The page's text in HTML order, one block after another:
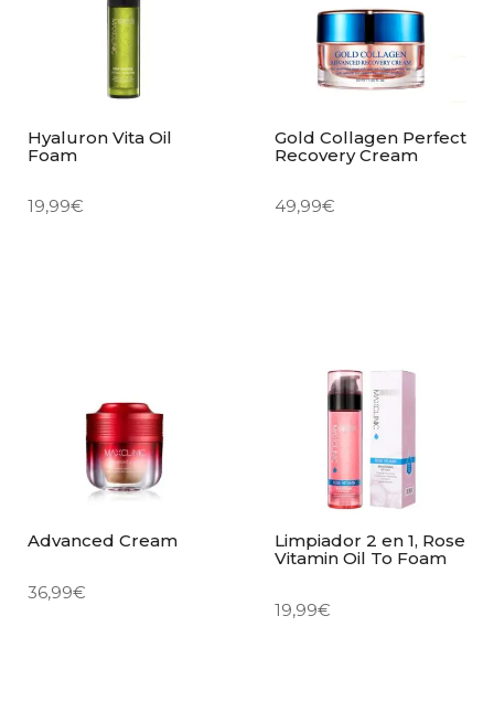
Hyaluron Vita Oil
Foam
19,99€
Gold Collagen Perfect
Recovery Cream
49,99€
Advanced Cream
36,99€
Limpiador 2 en 1, Rose
Vitamin Oil To Foam
19,99€